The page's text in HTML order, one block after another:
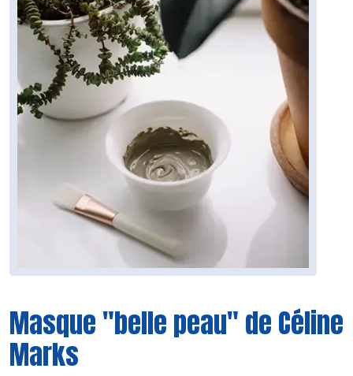
Masque "belle peau" de Céline
Marks